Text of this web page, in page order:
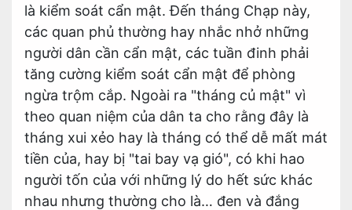
là kiểm soát cẩn mật. Đến tháng Chạp này,
các quan phủ thường hay nhắc nhở những
người dân cần cẩn mật, các tuần đinh phải
tăng cường kiểm soát cẩn mật để phòng
ngừa trộm cắp. Ngoài ra "tháng củ mật" vì
theo quan niệm của dân ta cho rằng đây là
tháng xui xẻo hay là tháng có thể dễ mất mát
tiền của, hay bị "tai bay vạ gió", có khi hao
người tốn của với những lý do hết sức khác
nhau nhưng thường cho là… đen và đắng